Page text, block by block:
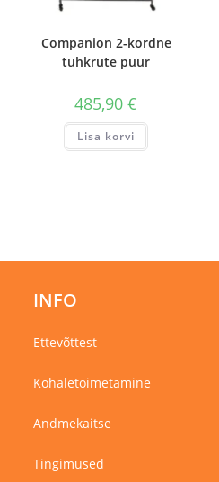
Companion 2-kordne
tuhkrute puur
485,90€
Lisa korvi
INFO
Ettevõttest
Kohaletoimetamine
Andmekaitse
Tingimused